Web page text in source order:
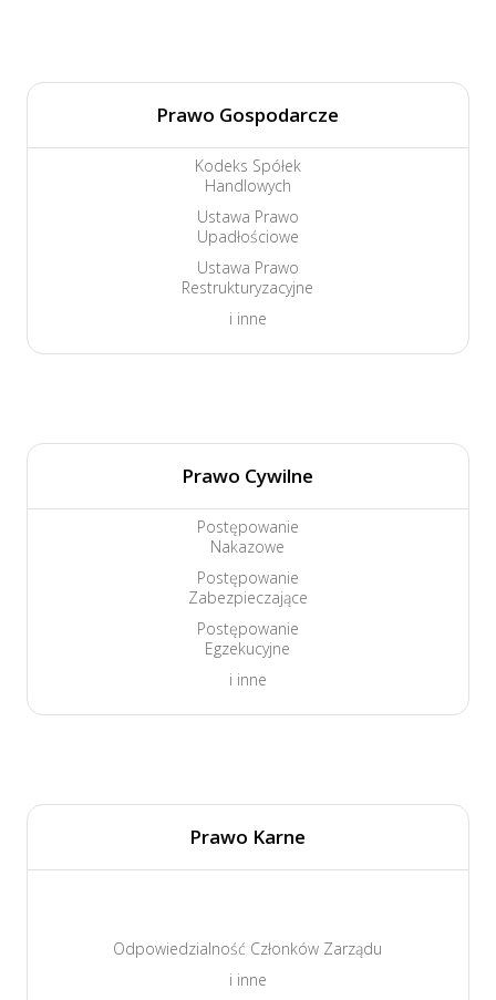
Prawo Gospodarcze
Kodeks Spółek
Handlowych
Ustawa Prawo
Upadłościowe
Ustawa Prawo
Restrukturyzacyjne
i inne
Prawo Cywilne
Postępowanie
Nakazowe
Postępowanie
Zabezpieczające
Postępowanie
Egzekucyjne
i inne
Prawo Karne
Odpowiedzialność Członków Zarządu
i inne